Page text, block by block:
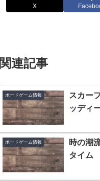
X
関連記事
ボードゲーム情報
スカー
ッディ
ボードゲーム情報
時の潮
タイム